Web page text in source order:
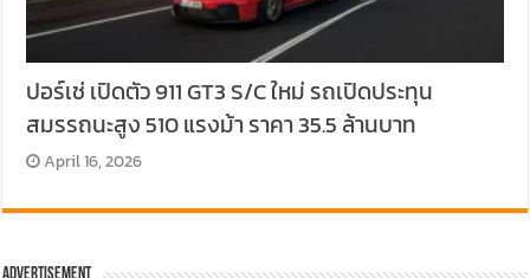
ปอร์เช่ เปิดตัว 911 GT3 S/C ใหม่ รถเปิดประทุน
สมรรถนะสูง 510 แรงม้า ราคา 35.5 ล้านบาท
April 16, 2026